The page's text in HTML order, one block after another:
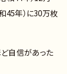
45年）に30万枚
ど自信があった